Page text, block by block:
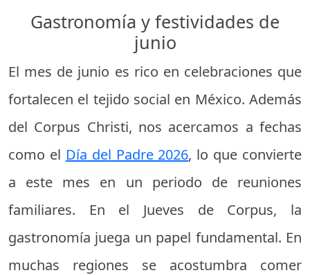
Gastronomía y festividades de
junio
El mes de junio es rico en celebraciones que
fortalecen el tejido social en México. Además
del Corpus Christi, nos acercamos a fechas
como el Día del Padre 2026, lo que convierte
a este mes en un periodo de reuniones
familiares. En el Jueves de Corpus, la
gastronomía juega un papel fundamental. En
muchas regiones se acostumbra comer